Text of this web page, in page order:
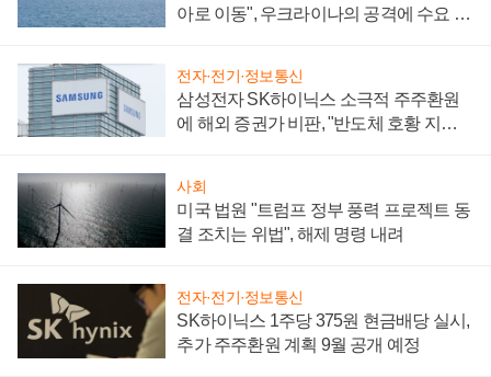
아로 이동", 우크라이나의 공격에 수요 늘
전자·전기·정보통신
삼성전자 SK하이닉스 소극적 주주환원
에 해외 증권가 비판, "반도체 호황 지속
사회
미국 법원 "트럼프 정부 풍력 프로젝트 동
결 조치는 위법", 해제 명령 내려
전자·전기·정보통신
SK하이닉스 1주당 375원 현금배당 실시,
추가 주주환원 계획 9월 공개 예정